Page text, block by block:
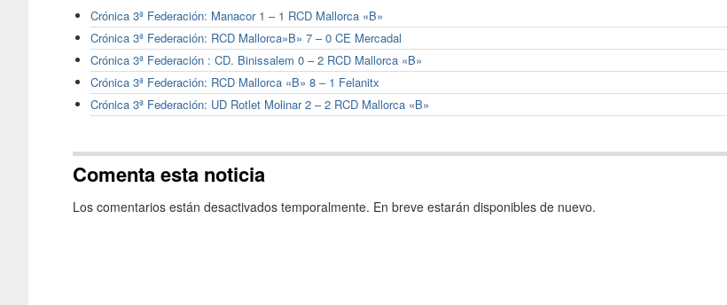
Crónica 3ª Federación: Manacor 1 – 1 RCD Mallorca «B»
Crónica 3ª Federación: RCD Mallorca»B» 7 – 0 CE Mercadal
Crónica 3ª Federación : CD. Binissalem 0 – 2 RCD Mallorca «B»
Crónica 3ª Federación: RCD Mallorca «B» 8 – 1 Felanitx
Crónica 3ª Federación: UD Rotlet Molinar 2 – 2 RCD Mallorca «B»
Comenta esta noticia
Los comentarios están desactivados temporalmente. En breve estarán disponibles de nuevo.